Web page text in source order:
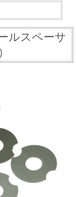
ルスペーサ